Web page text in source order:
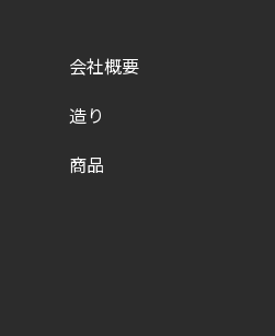
会社概要
造り
商品